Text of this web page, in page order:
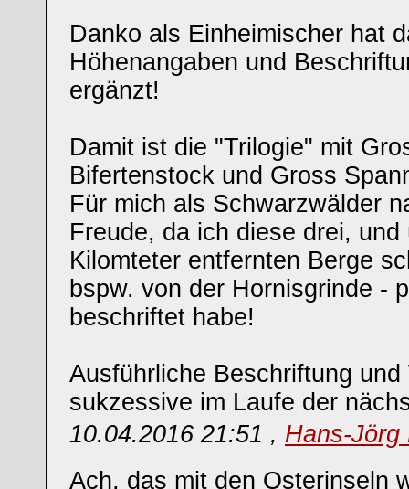
Danko als Einheimischer hat
Höhenangaben und
ergänzt!
Damit ist die "Trilogie" mit
Bifertenstock und Gross
Für mich als Schwarzwälder
Freude, da ich diese drei, und
Kilomteter entfernten Berge
bspw. von der Hornisgrinde -
beschriftet habe!
Ausführliche Beschriftung
sukzessive im Laufe der
10.04.2016 21:51 , Hans-Jörg
Ach, das mit den Osterinseln